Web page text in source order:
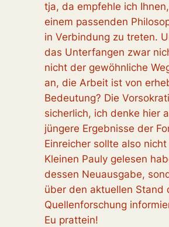
tja, da empfehle ich
einem passenden
in Verbindung zu treten.
das Unterfangen zwar
nicht der gewöhnliche
an, die Arbeit ist von
Bedeutung? Die
sicherlich, ich denke hier
jüngere Ergebnisse der
Einreicher sollte also
Kleinen Pauly gelesen
dessen Neuausgabe,
über den aktuellen Stand
Quellenforschung
Eu prattein!